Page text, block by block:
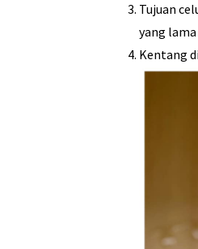
Tujuan
yang
Kentang